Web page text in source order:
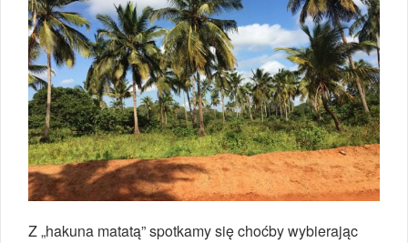
Z „hakuna matatą” spotkamy się choćby wybierając